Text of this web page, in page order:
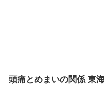
頭痛とめまいの関係 東